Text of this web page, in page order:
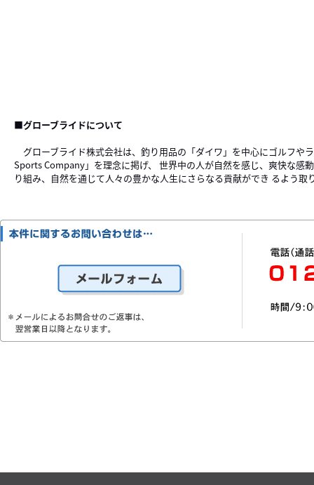
■グローブライドについて
グローブライド株式会社は、釣り用品の「ダイワ」を中心にゴルフ
Sports Company」を理念に掲げ、 世界中の人が自然を感じ、爽快な感
り組み、自然を通じて人々の豊かな人生にさらなる貢献ができ るよう取